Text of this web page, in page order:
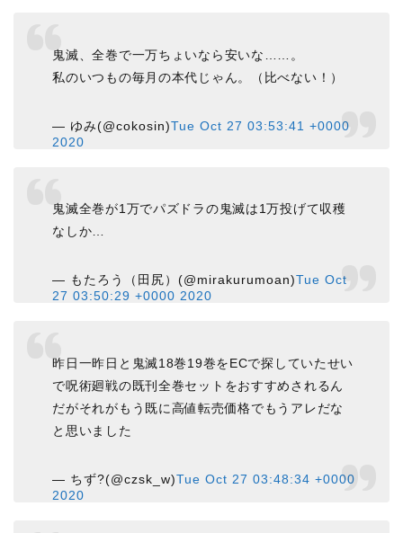
鬼滅、全巻で一万ちょいなら安いな……。
私のいつもの毎月の本代じゃん。（比べない！）
— ゆみ(@cokosin)Tue Oct 27 03:53:41 +0000
2020
鬼滅全巻が1万でパズドラの鬼滅は1万投げて収穫
なしか…
— もたろう（田尻）(@mirakurumoan)Tue Oct
27 03:50:29 +0000 2020
昨日一昨日と鬼滅18巻19巻をECで探していたせい
で呪術廻戦の既刊全巻セットをおすすめされるん
だがそれがもう既に高値転売価格でもうアレだな
と思いました
— ちず?(@czsk_w)Tue Oct 27 03:48:34 +0000
2020